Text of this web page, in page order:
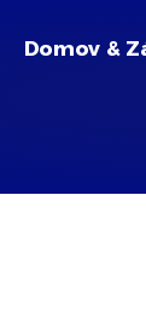
Domov &